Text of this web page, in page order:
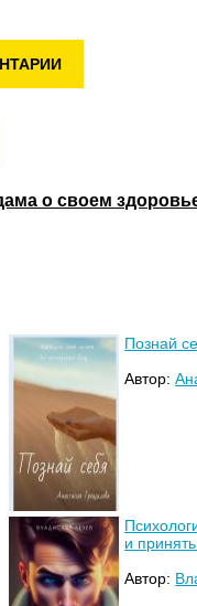
о своем
Познай
Автор:
и
Автор: